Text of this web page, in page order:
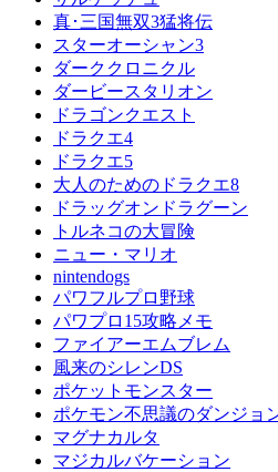
真･三国無双3猛将伝
スターオーシャン3
ダーククロニクル
ダービースタリオン
ドラゴンクエスト
ドラクエ4
ドラクエ5
大人のためのドラクエ8
ドラッグオンドラグーン
トルネコの大冒険
ニュー・マリオ
nintendogs
パワフルプロ野球
パワプロ15攻略メモ
ファイアーエムブレム
風来のシレンDS
ポケットモンスター
ポケモン不思議のダンジョ
マグナカルタ
マジカルバケーション